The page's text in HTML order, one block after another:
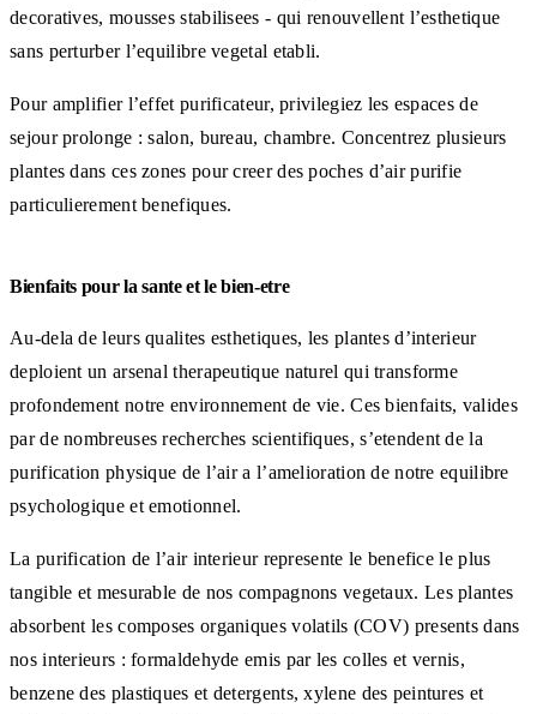
decoratives, mousses stabilisees - qui renouvellent l’esthetique
sans perturber l’equilibre vegetal etabli.
Pour amplifier l’effet purificateur, privilegiez les espaces de
sejour prolonge : salon, bureau, chambre. Concentrez plusieurs
plantes dans ces zones pour creer des poches d’air purifie
particulierement benefiques.
Bienfaits pour la sante et le bien-etre
Au-dela de leurs qualites esthetiques, les plantes d’interieur
deploient un arsenal therapeutique naturel qui transforme
profondement notre environnement de vie. Ces bienfaits, valides
par de nombreuses recherches scientifiques, s’etendent de la
purification physique de l’air a l’amelioration de notre equilibre
psychologique et emotionnel.
La purification de l’air interieur represente le benefice le plus
tangible et mesurable de nos compagnons vegetaux. Les plantes
absorbent les composes organiques volatils (COV) presents dans
nos interieurs : formaldehyde emis par les colles et vernis,
benzene des plastiques et detergents, xylene des peintures et